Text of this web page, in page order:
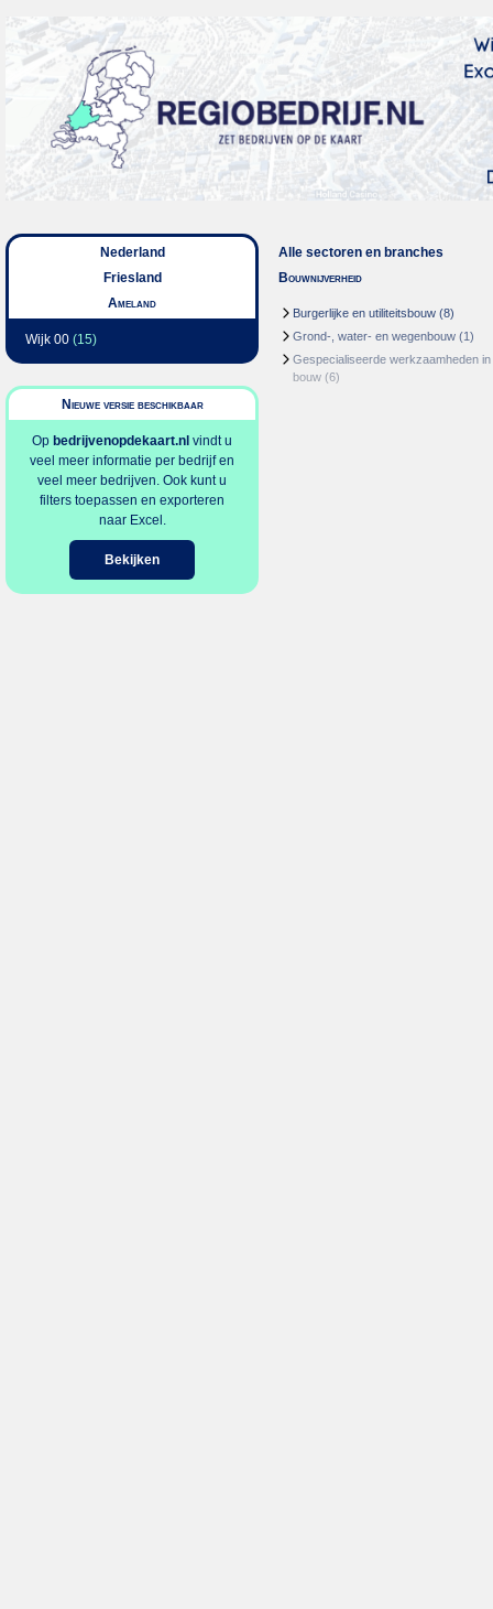
Nederland
Friesland
Ameland
Wijk 00 (15)
Nieuwe versie beschikbaar
Op bedrijvenopdekaart.nl vindt u
veel meer informatie per bedrijf en
veel meer bedrijven. Ook kunt u
filters toepassen en exporteren
naar Excel.
Bekijken
Alle sectoren en branches
Bouwnijverheid
Burgerlijke en utiliteitsbouw (8)
Grond-, water- en wegenbouw (1)
Gespecialiseerde werkzaamheden in
bouw (6)